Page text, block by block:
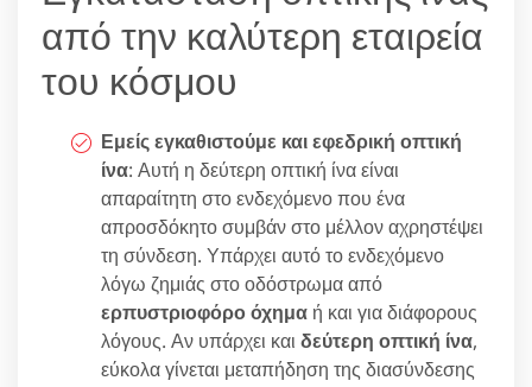
από την καλύτερη εταιρεία
του κόσμου
Εμείς εγκαθιστούμε και εφεδρική οπτική
ίνα: Αυτή η δεύτερη οπτική ίνα είναι
απαραίτητη στο ενδεχόμενο που ένα
απροσδόκητο συμβάν στο μέλλον αχρηστέψει
τη σύνδεση. Υπάρχει αυτό το ενδεχόμενο
λόγω ζημιάς στο οδόστρωμα από
ερπυστριοφόρο όχημα ή και για διάφορους
λόγους. Αν υπάρχει και δεύτερη οπτική ίνα,
εύκολα γίνεται μεταπήδηση της διασύνδεσης